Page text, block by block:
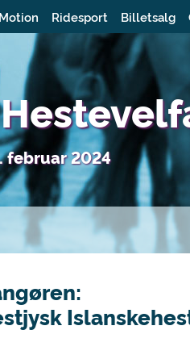
Motion Ridesport Billetsalg
februar 2024